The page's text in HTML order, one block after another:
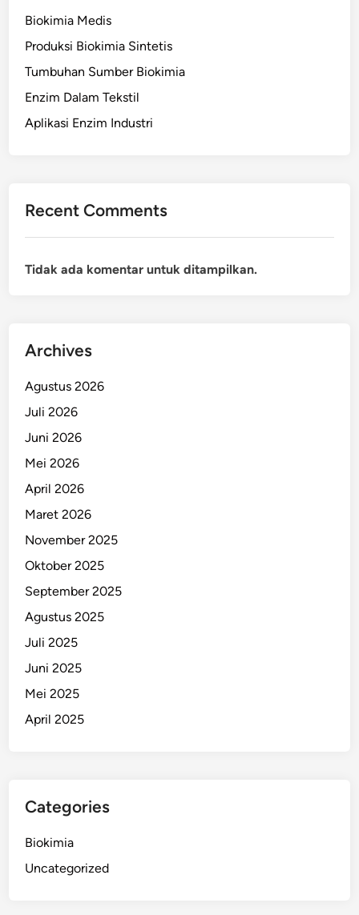
Biokimia Medis
Produksi Biokimia Sintetis
Tumbuhan Sumber Biokimia
Enzim Dalam Tekstil
Aplikasi Enzim Industri
Recent Comments
Tidak ada komentar untuk ditampilkan.
Archives
Agustus 2026
Juli 2026
Juni 2026
Mei 2026
April 2026
Maret 2026
November 2025
Oktober 2025
September 2025
Agustus 2025
Juli 2025
Juni 2025
Mei 2025
April 2025
Categories
Biokimia
Uncategorized